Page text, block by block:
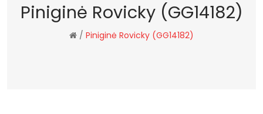
Piniginė Rovicky (GG14182)
/ Piniginė Rovicky (GG14182)